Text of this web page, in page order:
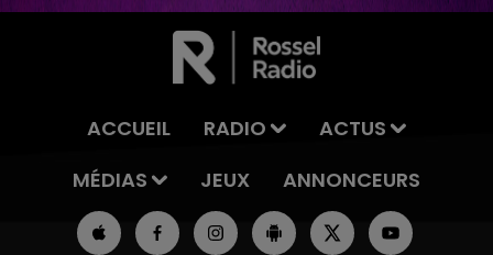
ACCUEIL RADIO
ACTUS
MÉDIAS
JEUX ANNONCEURS